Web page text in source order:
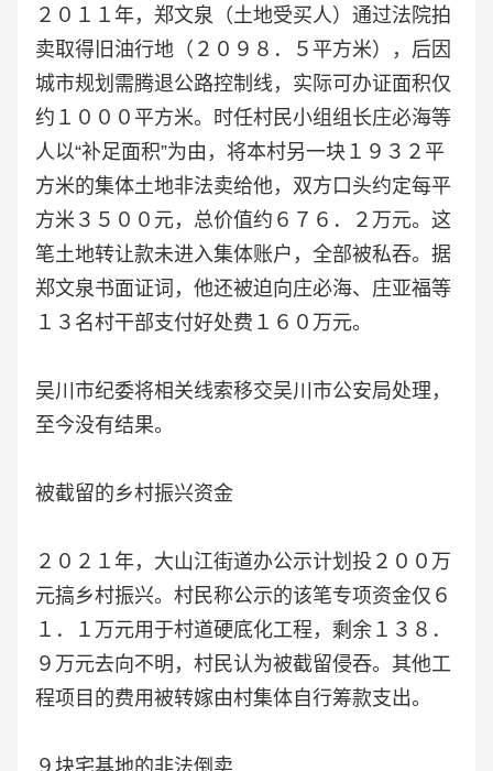
２０１１年，郑文泉（土地受买人）通过法院拍
卖取得旧油行地（２０９８．５平方米），后因
城市规划需腾退公路控制线，实际可办证面积仅
约１０００平方米。时任村民小组组长庄必海等
人以“补足面积”为由，将本村另一块１９３２平
方米的集体土地非法卖给他，双方口头约定每平
方米３５００元，总价值约６７６．２万元。这
笔土地转让款未进入集体账户，全部被私吞。据
郑文泉书面证词，他还被迫向庄必海、庄亚福等
１３名村干部支付好处费１６０万元。
吴川市纪委将相关线索移交吴川市公安局处理，
至今没有结果。
被截留的乡村振兴资金
２０２１年，大山江街道办公示计划投２００万
元搞乡村振兴。村民称公示的该笔专项资金仅６
１．１万元用于村道硬底化工程，剩余１３８．
９万元去向不明，村民认为被截留侵吞。其他工
程项目的费用被转嫁由村集体自行筹款支出。